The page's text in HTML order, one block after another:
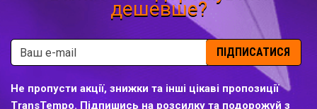
дешевше?
ПІДПИСАТИСЯ
Не пропусти акції, знижки та інші цікаві пропозиції
TransTempo. Підпишись на розсилку та подорожуй з